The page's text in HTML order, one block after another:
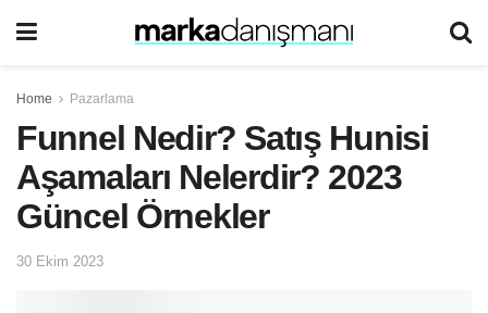
Home Pazarlama
Funnel Nedir? Satış Hunisi
Aşamaları Nelerdir? 2023
Güncel Örnekler
30 Ekim 2023